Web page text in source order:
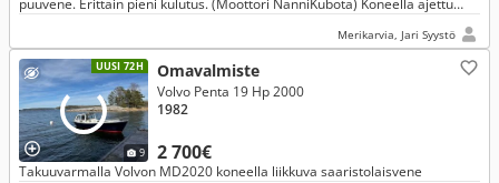
puuvene. Erittäin pieni kulutus. (Moottori NanniKubota) Koneella ajettu
Merikarvia, Jari Syystö
UUSI 72H
9
Omavalmiste
2 700€
Volvo Penta 19 Hp 2000
1982
Takuuvarmalla Volvon MD2020 koneella liikkuva saaristolaisvene